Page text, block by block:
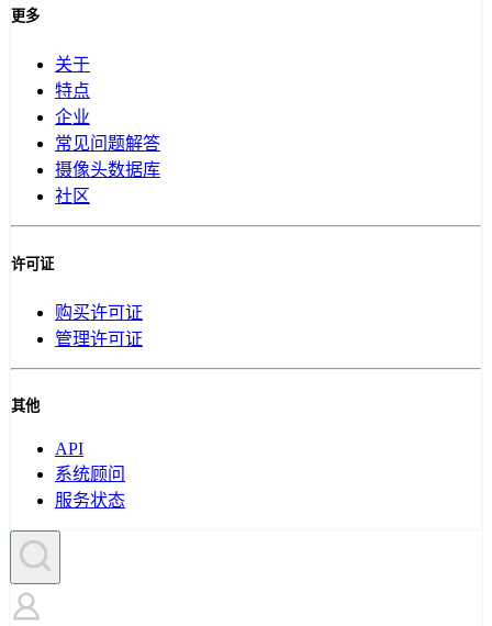
更多
关于
特点
企业
常见问题解答
摄像头数据库
社区
许可证
购买许可证
管理许可证
其他
API
系统顾问
服务状态